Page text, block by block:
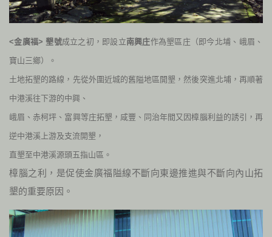
<金廣福> 墾號成立之初，即設立南興庄作為墾區庄（即今北埔、峨眉、
寶山三鄉）。
土地拓墾的路線，先從外圍近城的舊隘地區開墾，然後突進北埔，再順著
中港溪往下游的中興、
峨眉、赤柯坪、富興等庄拓墾，咸豐、同治年間又因樟腦利益的誘引，再
逆中港溪上游及支流開墾，
直墾至中港溪源頭五指山區。
樟腦之利，是促使金廣福隘線不斷向東邊推進與不斷向內山拓
墾的重要原因。